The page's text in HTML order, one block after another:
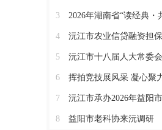
3 2026年湖南省“读经典・共成长”青少年主
4 沅江市农业信贷融资担
5 沅江市十八届人大常委会第
6 挥拍竞技展风采 凝心聚力促发展 沅江市
7 沅江市承办2026年益阳市少先队
8 益阳市老科协来沅调研